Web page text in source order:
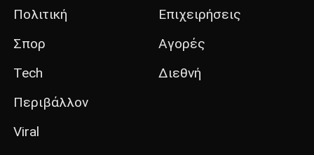
Πολιτική
Σπορ
Tech
Περιβάλλον
Viral
Επιχειρήσεις
Αγορές
Διεθνή